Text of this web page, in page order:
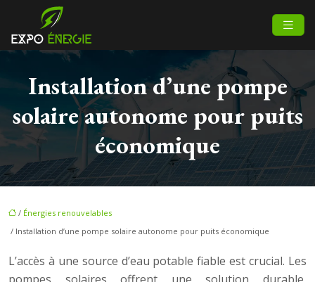
Installation d’une pompe
solaire autonome pour puits
économique
/ Énergies renouvelables
/ Installation d’une pompe solaire autonome pour puits économique
L’accès à une source d’eau potable fiable est crucial. Les
pompes solaires offrent une solution durable,